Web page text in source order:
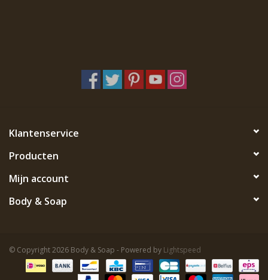
Klantenservice
Producten
Mijn account
Body & Soap
© Copyright 2026 Body & Soap - Powered by Lightspeed